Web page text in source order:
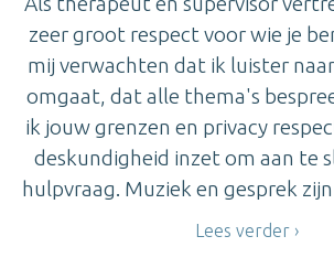
zeer groot respect voor wie je
mij verwachten dat ik luister
omgaat, dat alle thema's
ik jouw grenzen en privacy
deskundigheid inzet om aan te
hulpvraag. Muziek en gesprek
Lees verder